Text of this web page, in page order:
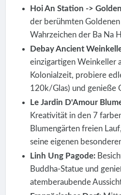
Hoi An Station ->
der berühmten
Wahrzeichen der Ba Na
Debay Ancient
einzigartigen Weinkeller
Kolonialzeit, probiere
120k/Glas) und genieße
Le Jardin D'Amour
Kreativität in den 7
Blumengärten freien
seine eigenen
Linh Ung Pagode:
Buddha-Statue und
atemberaubende